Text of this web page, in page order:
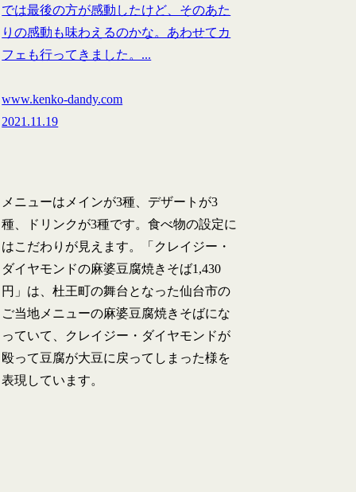
では最後の方が感動したけど、そのあた
りの感動も味わえるのかな。あわせてカ
フェも行ってきました。...
www.kenko-dandy.com
2021.11.19
メニューはメインが3種、デザートが3
種、ドリンクが3種です。食べ物の設定に
はこだわりが見えます。「クレイジー・
ダイヤモンドの麻婆豆腐焼きそば1,430
円」は、杜王町の舞台となった仙台市の
ご当地メニューの麻婆豆腐焼きそばにな
っていて、クレイジー・ダイヤモンドが
殴って豆腐が大豆に戻ってしまった様を
表現しています。